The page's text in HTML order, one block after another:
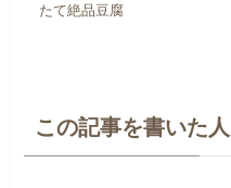
たて絶品豆腐
この記事を書いた人